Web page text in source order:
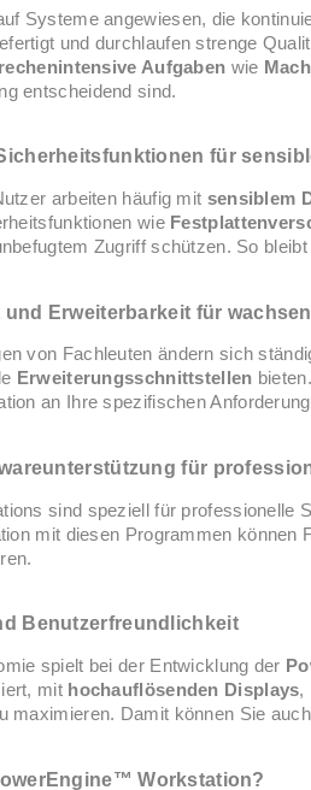
Systeme angewiesen, die
und durchlaufen strenge
rechenintensive Aufgaben wie
entscheidend sind.
für
arbeiten häufig mit sensiblem
wie
Zugriff schützen. So
Erweiterbarkeit für
von Fachleuten ändern sich
Erweiterungsschnittstellen
an Ihre spezifischen
für
sind speziell für professionelle
mit diesen Programmen
Benutzerfreundlichkeit
spielt bei der Entwicklung der
mit hochauflösenden Displays,
maximieren. Damit können Sie
Workstation?